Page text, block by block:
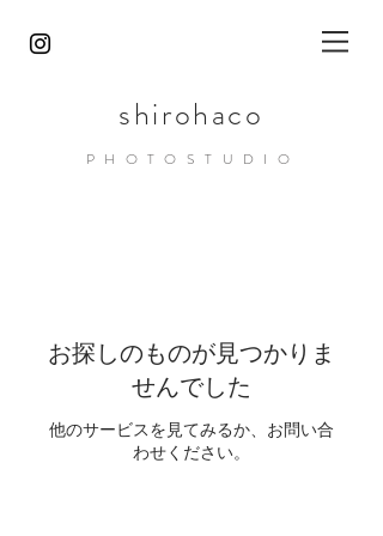
shirohaco
PHOTOST UDIO
お探しのものが見つかりま
せんでした
他のサービスを見てみるか、お問い合
わせください。